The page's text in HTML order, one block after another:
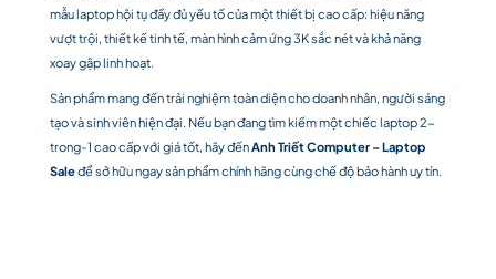
mẫu laptop hội tụ đầy đủ yếu tố của một thiết bị cao cấp: hiệu năng
vượt trội, thiết kế tinh tế, màn hình cảm ứng 3K sắc nét và khả năng
xoay gập linh hoạt.
Sản phẩm mang đến trải nghiệm toàn diện cho doanh nhân, người sáng
tạo và sinh viên hiện đại. Nếu bạn đang tìm kiếm một chiếc laptop 2-
trong-1 cao cấp với giá tốt, hãy đếnAnh Triết Computer – Laptop
Saleđể sở hữu ngay sản phẩm chính hãng cùng chế độ bảo hành uy tín.